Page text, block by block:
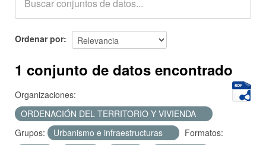
Acerca de
Ordenar por
1 conjunto de datos encontrado
Organizaciones:
ORDENACIÓN DEL TERRITORIO Y VIVIENDA
Grupos:
Urbanismo e infraestructuras
Formatos: